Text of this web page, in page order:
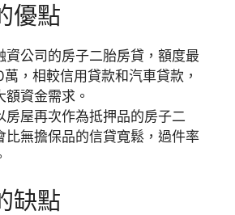
優點
資公司的房子二胎房貸，額度最
，相較信用貸款和汽車貸款，
額資金需求。
房屋再次作為抵押品的房子二
比無擔保品的信貸寬鬆，過件率
缺點